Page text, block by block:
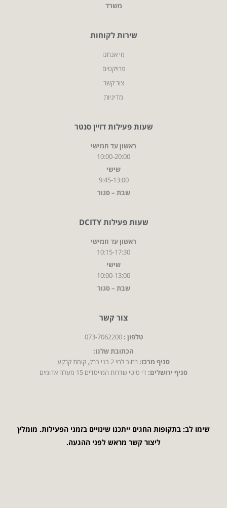
משרד
שירות לקוחות
מי אנחנו
פרויקטים
צור קשר
מדיניות
שעות פעילות דזיין סנטר
ראשון עד חמישי
10:00-20:00
שישי
9:45-13:00
שבת – סגור
שעות פעילות DCITY
ראשון עד חמישי
10:15-17:30
שישי
10:00-13:00
שבת – סגור
צור קשר
טלפון : 073-7062200
הכתובת שלנו:
סניף מרכז:רחוב לחי 2 בני ברק, קומת קרקע
סניף ירושלים:די סיטי שדרות המייסדים 15 מעלה אדומים
שימו לב: בתקופות החגים ייתכנו שינויים בזמני הפעילות. מומלץ
ליצור קשר מראש לפני ההגעה.